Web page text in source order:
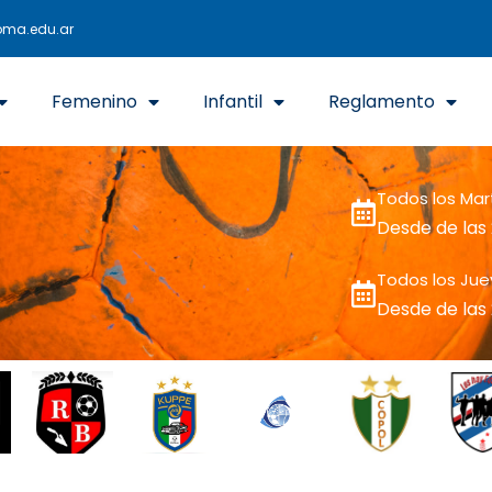
Femenino Infantil Reglamento
Todos los
Desde de las
Todos los
Desde de las